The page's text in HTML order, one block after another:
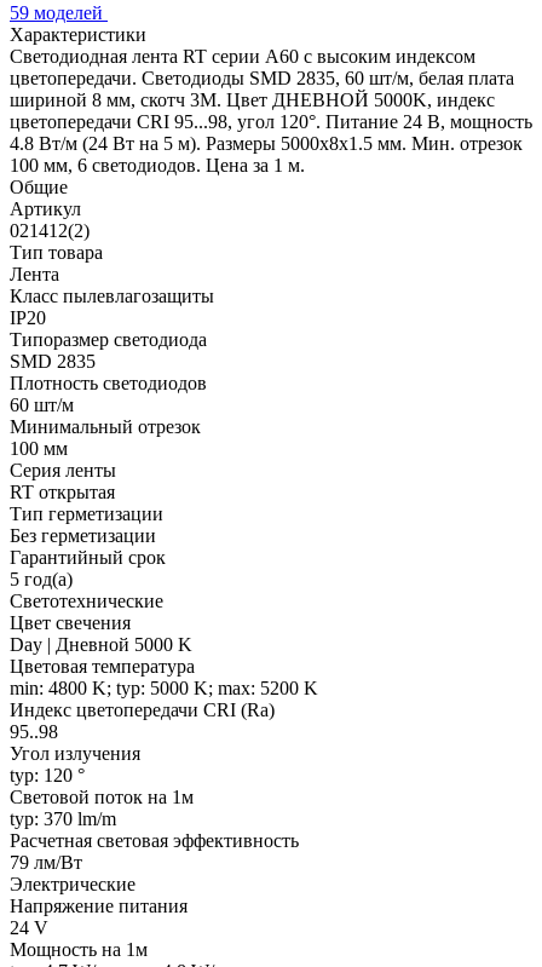
59 моделей
Характеристики
Светодиодная лента RT серии A60 с высоким индексом
цветопередачи. Светодиоды SMD 2835, 60 шт/м, белая плата
шириной 8 мм, скотч 3М. Цвет ДНЕВНОЙ 5000K, индекс
цветопередачи CRI 95...98, угол 120°. Питание 24 В, мощность
4.8 Вт/м (24 Вт на 5 м). Размеры 5000х8х1.5 мм. Мин. отрезок
100 мм, 6 светодиодов. Цена за 1 м.
Общие
Артикул
021412(2)
Тип товара
Лента
Класс пылевлагозащиты
IP20
Типоразмер светодиода
SMD 2835
Плотность светодиодов
60 шт/м
Минимальный отрезок
100 мм
Серия ленты
RT открытая
Тип герметизации
Без герметизации
Гарантийный срок
5 год(а)
Светотехнические
Цвет свечения
Day | Дневной 5000 K
Цветовая температура
min: 4800 K; typ: 5000 K; max: 5200 K
Индекс цветопередачи CRI (Ra)
95..98
Угол излучения
typ: 120 °
Световой поток на 1м
typ: 370 lm/m
Расчетная световая эффективность
79 лм/Вт
Электрические
Напряжение питания
24 V
Мощность на 1м